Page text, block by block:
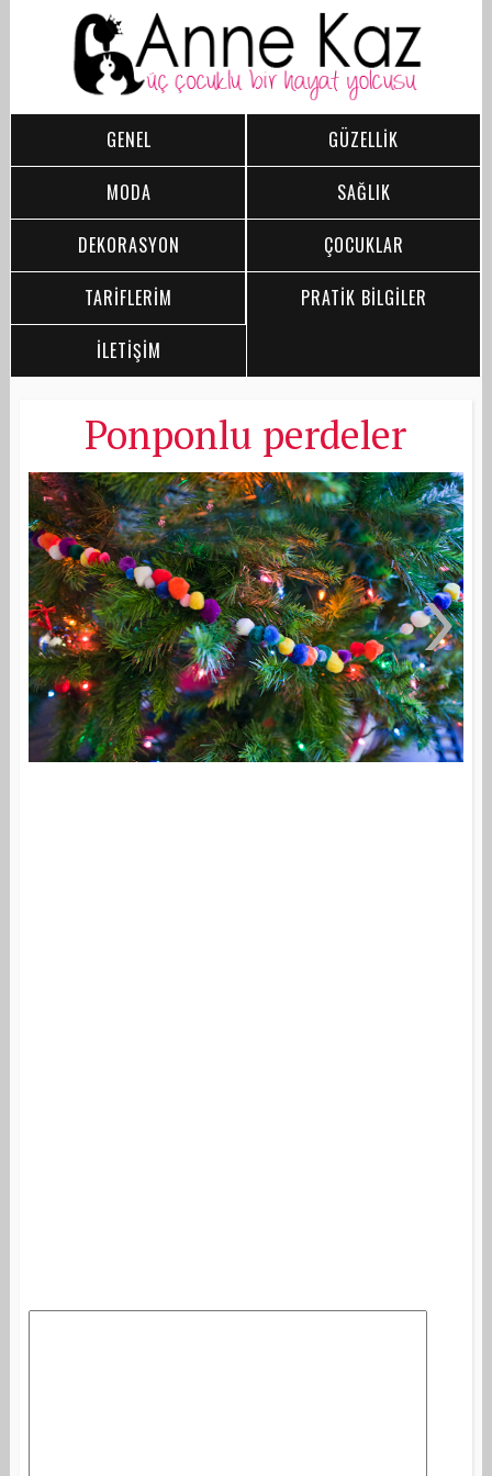
GENEL
GÜZELLİK
MODA
SAĞLIK
DEKORASYON
ÇOCUKLAR
TARİFLERİM
PRATİK BİLGİLER
İLETİŞİM
Ponponlu perdeler